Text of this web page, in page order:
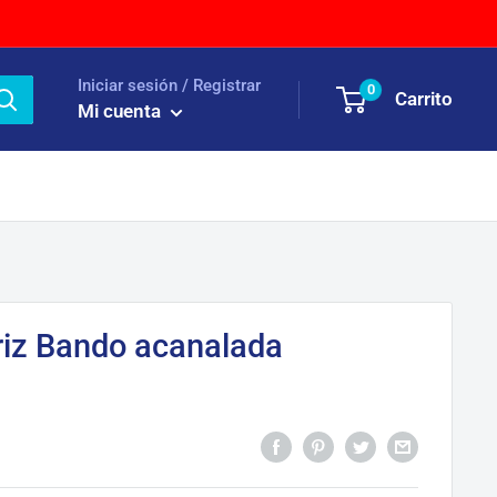
Iniciar sesión / Registrar
Mi cuenta
0 Carrito
Bando acanalada